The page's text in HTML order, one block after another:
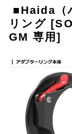
■Haida（
リング
GM 専用]